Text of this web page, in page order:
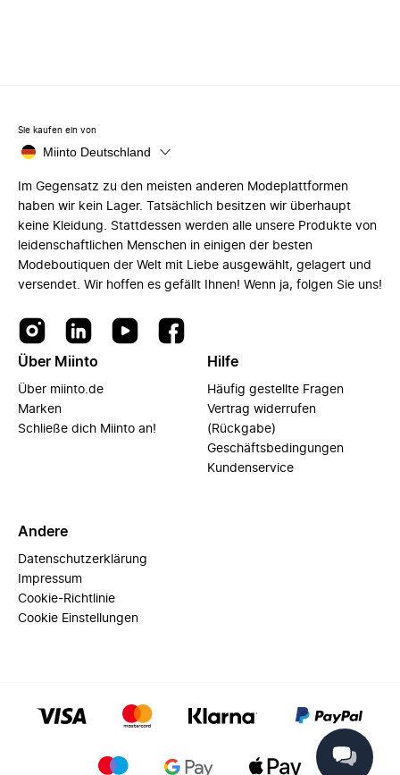
Sie kaufen ein von
Miinto Deutschland
Im Gegensatz zu den meisten anderen Modeplattformen
haben wir kein Lager. Tatsächlich besitzen wir überhaupt
keine Kleidung. Stattdessen werden alle unsere Produkte von
leidenschaftlichen Menschen in einigen der besten
Modeboutiquen der Welt mit Liebe ausgewählt, gelagert und
versendet. Wir hoffen es gefällt Ihnen! Wenn ja, folgen Sie uns!
Über Miinto
Über miinto.de
Marken
Schließe dich Miinto an!
Hilfe
Häufig gestellte Fragen
Vertrag widerrufen
(Rückgabe)
Geschäftsbedingungen
Kundenservice
Andere
Datenschutzerklärung
Impressum
Cookie-Richtlinie
Cookie Einstellungen